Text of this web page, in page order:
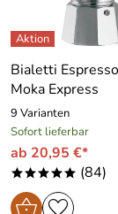
Bialetti
Moka Express
9 Varianten
Sofort lieferbar
ab 20,95 €*
***** (84)